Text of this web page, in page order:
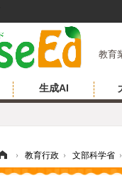
教育
生成AI
› 教育行政 › 文部科学省 ›